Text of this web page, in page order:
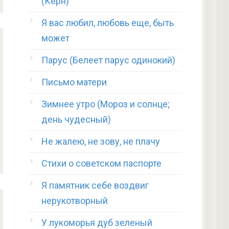
Я вас любил, любовь еще, быть
может
Парус (Белеет парус одинокий)
Письмо матери
Зимнее утро (Мороз и солнце;
день чудесный)
Не жалею, не зову, не плачу
Стихи о советском паспорте
Я памятник себе воздвиг
нерукотворный
У лукоморья дуб зеленый